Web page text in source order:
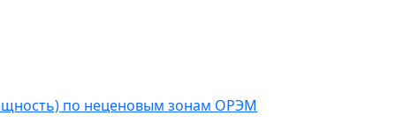
по неценовым зонам ОРЭМ